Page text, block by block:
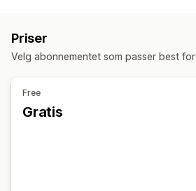
Priser
Velg abonnementet som passer best
Free
Gratis